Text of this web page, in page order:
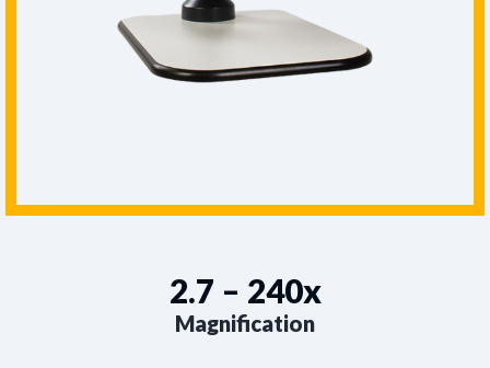
2.7 – 240x
Magnification